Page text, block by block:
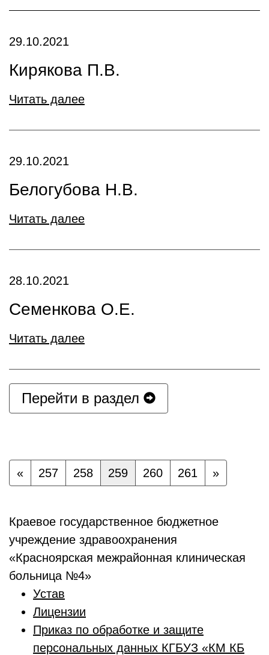
29.10.2021
Кирякова П.В.
Читать далее
29.10.2021
Белогубова Н.В.
Читать далее
28.10.2021
Семенкова О.Е.
Читать далее
Перейти в раздел
« 257 258 259 260 261 »
Краевое государственное бюджетное
учреждение здравоохранения
«Красноярская межрайонная клиническая
больница №4»
Устав
Лицензии
Приказ по обработке и защите
персональных данных КГБУЗ «КМ КБ